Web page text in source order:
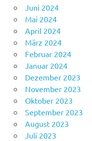
Juni 2024
Mai 2024
April 2024
März 2024
Februar 2024
Januar 2024
Dezember 2023
November 2023
Oktober 2023
September 2023
August 2023
Juli 2023